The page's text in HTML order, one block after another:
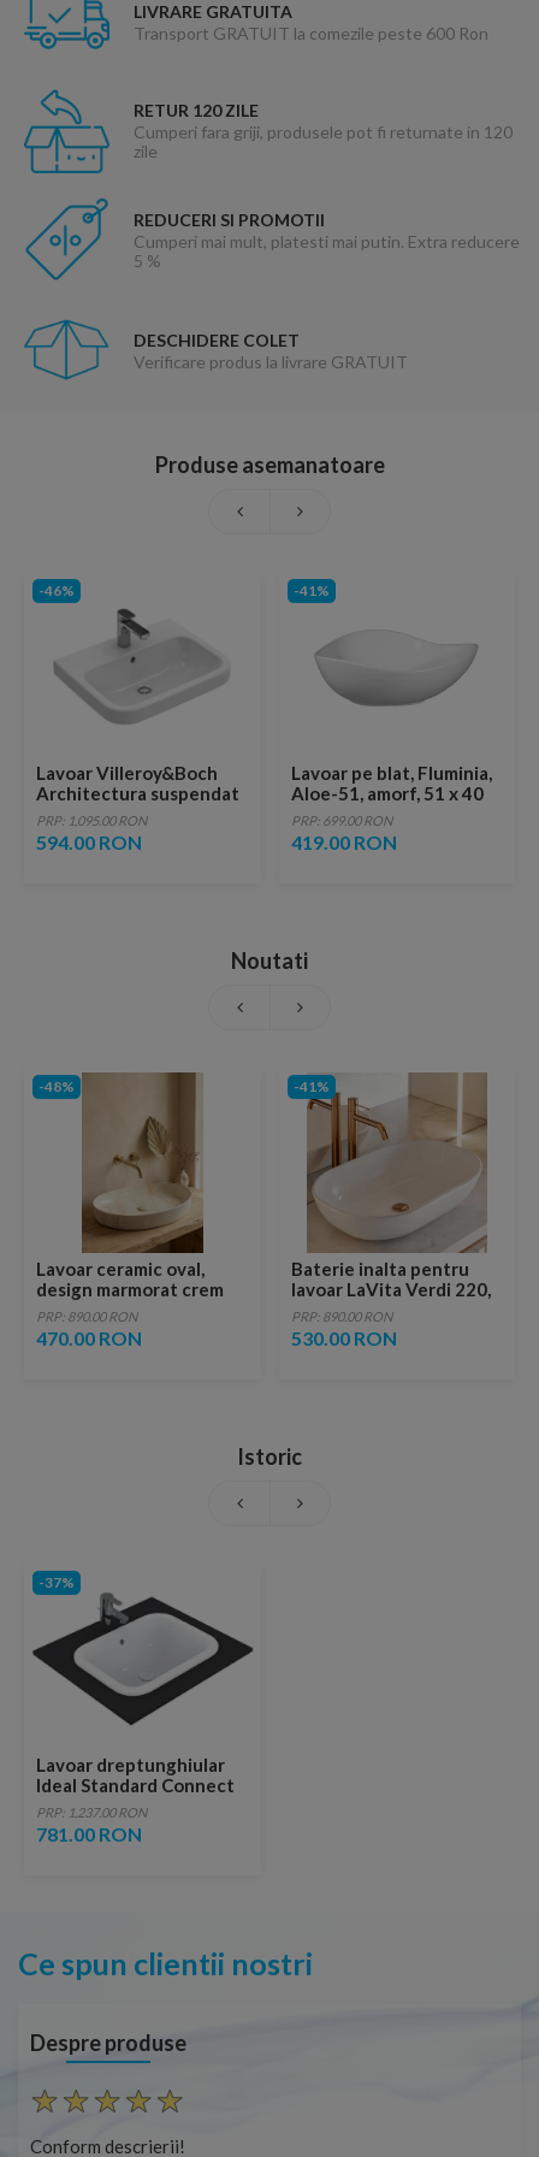
LIVRARE GRATUITA
Transport GRATUIT la comezile peste 600 Ron
RETUR 120 ZILE
Cumperi fara griji, produsele pot fi returnate in 120
zile
REDUCERI SI PROMOTII
Cumperi mai mult, platesti mai putin. Extra reducere
5 %
DESCHIDERE COLET
Verificare produs la livrare GRATUIT
Produse asemanatoare
-46%
Lavoar Villeroy&Boch
Architectura suspendat
60x47xH17 cm
PRP: 1,095.00 RON
594.00 RON
-41%
Lavoar pe blat, Fluminia,
Aloe-51, amorf, 51 x 40
cm, alb
PRP: 699.00 RON
419.00 RON
Noutati
-48%
Lavoar ceramic oval,
design marmorat crem
lucios cu vene aurii,
ventil inclus
PRP: 890.00 RON
470.00 RON
-41%
Baterie inalta pentru
lavoar LaVita Verdi 220,
fara ventil, brushed
copper
PRP: 890.00 RON
530.00 RON
Istoric
-37%
Lavoar dreptunghiular
Ideal Standard Connect
incastrat 58x41 cm
PRP: 1,237.00 RON
781.00 RON
Ce spun clientii nostri
Despre produse
Conform descrierii!